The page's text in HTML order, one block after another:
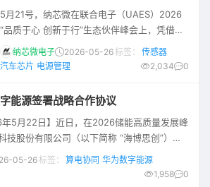
5月21号，纳芯微在联合电子（UAES）2026
“品质于心 创新于行”生态伙伴峰会上，凭借在
深度协同、技术创新、质量管控以及稳定交付
等方面的突出表现，斩获大会优秀供应商最高
量体系、交付运营的权威认可，也是双方过去
几年深厚互信、协同共赢的重要成果。纳芯微
始终将联合电子视为最重要的战略合作伙伴之
一，未来将继续坚守质量
纳芯微电子 2026-05-26标签：
传感器
汽车芯片 电源管理 2,034 0
能源签署战略合作协议
年5月22日】近日，在2026储能高质量发展峰
技股份有限公司（以下简称 “海博思创”）与
公司（以下简称 “华为数字能源”）正式签署
创创始人、董事长、首席执行官张剑辉，海
05-26标签： 算电协同 华为数字能源
1,958 0